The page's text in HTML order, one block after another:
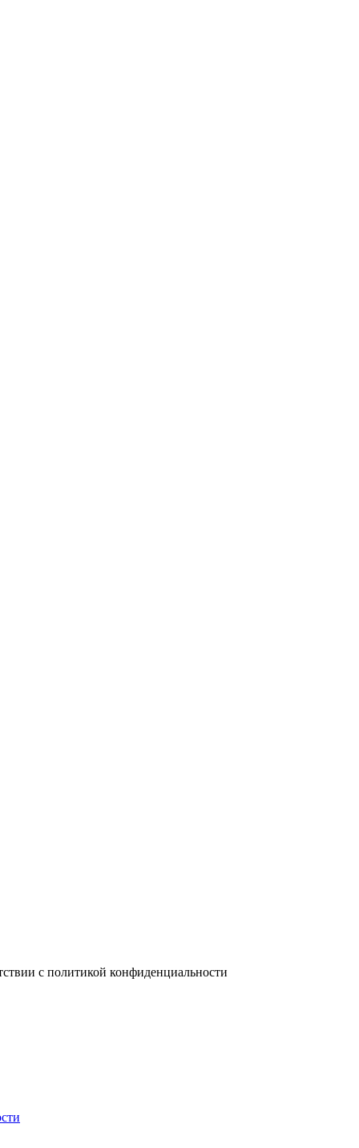
с политикой конфиденциальности